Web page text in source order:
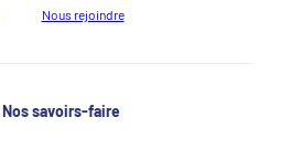
Nous rejoindre
Nos savoirs-faire